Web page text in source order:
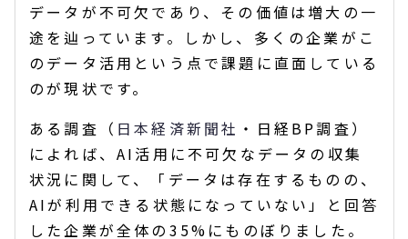
データが不可欠であり、その価値は増大の一
途を辿っています。しかし、多くの企業がこ
のデータ活用という点で課題に直面している
のが現状です。
ある調査（ 日本経済新聞社 ・日経BP調査）
によれば、AI活用に不可欠なデータの収集
状況に関して、「データは存在するものの、
AIが利用できる状態になっていない」と回答
した企業が全体の35%にものぼりました。